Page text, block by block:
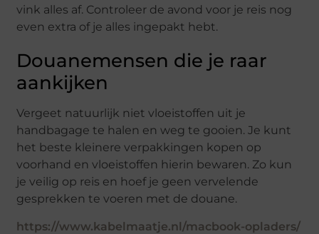
vink alles af. Controleer de avond voor je reis nog
even extra of je alles ingepakt hebt.
Douanemensen die je raar
aankijken
Vergeet natuurlijk niet vloeistoffen uit je
handbagage te halen en weg te gooien. Je kunt
het beste kleinere verpakkingen kopen op
voorhand en vloeistoffen hierin bewaren. Zo kun
je veilig op reis en hoef je geen vervelende
gesprekken te voeren met de douane.
https://www.kabelmaatje.nl/macbook-opladers/